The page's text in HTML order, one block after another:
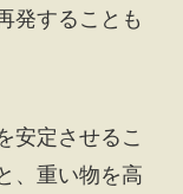
発することも
安定させるこ
、重い物を高